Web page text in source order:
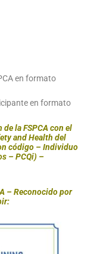
en formato
en formato
la FSPCA con el
and Health del
código – Individuo
– PCQi) –
– Reconocido por